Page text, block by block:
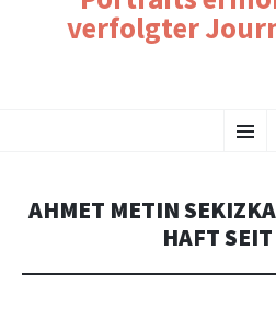
verfolgter
TO
AHMET METIN
HAFT